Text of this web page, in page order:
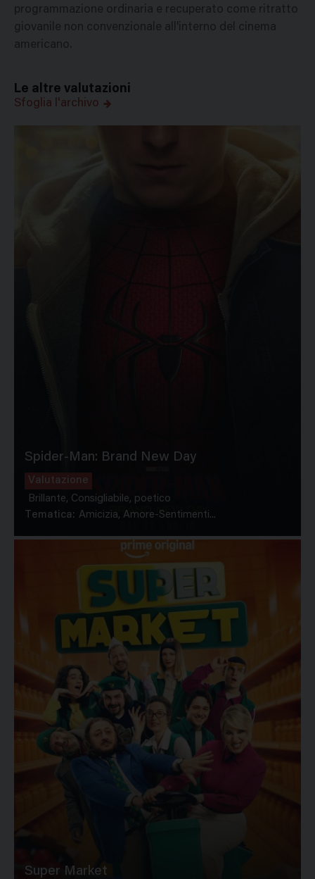
programmazione ordinaria e recuperato come ritratto
giovanile non convenzionale all'interno del cinema
americano.
Le altre valutazioni
Sfoglia l'archivo
Spider-Man: Brand New Day
Valutazione
Brillante, Consigliabile, poetico
Tematica: Amicizia, Amore-Sentimenti...
Super Market